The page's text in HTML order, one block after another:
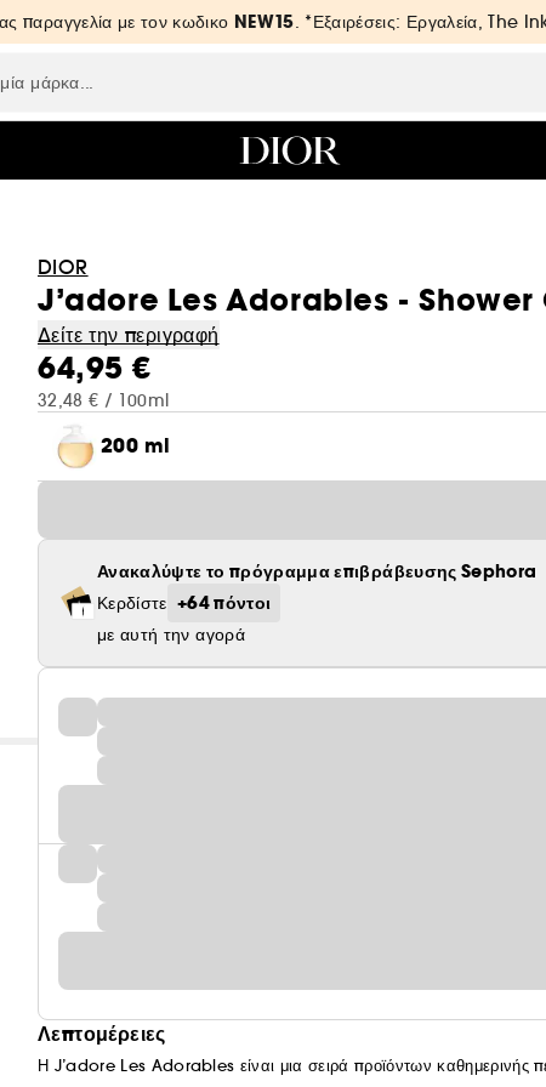
παραγγελία με τον κωδικο NEW15. *Εξαιρέσεις: Εργαλεία, The
DIOR
J’adore Les Adorables - Shower
Δείτε την περιγραφή
64,95 €
32,48 € / 100ml
200 ml
Ανακαλύψτε το πρόγραμμα επιβράβευσης Sephora
Κερδίστε +64 πόντοι
με αυτή την αγορά
Λεπτομέρειες
Η J’adore Les Adorables είναι μια σειρά προϊόντων καθημερινής